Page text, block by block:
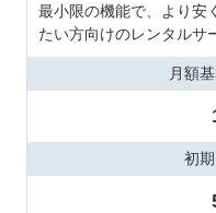
最小限の機能で、より安
たい方向けのレンタルサ
月額
初期